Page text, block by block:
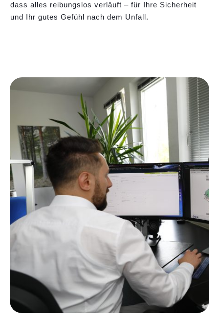
dass alles reibungslos verläuft – für Ihre Sicherheit
und Ihr gutes Gefühl nach dem Unfall.